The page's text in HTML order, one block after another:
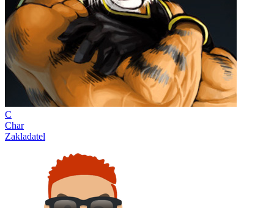
C
Char
Zakladatel